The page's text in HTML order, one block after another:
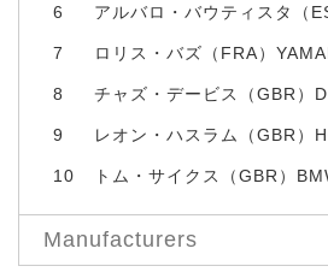
6 アルバロ・バウティスタ（
7 ロリス・バズ（FRA）
8 チャズ・デービス（GBR）
9 レオン・ハスラム（GBR）
10 トム・サイクス（GBR）
Manufacturers